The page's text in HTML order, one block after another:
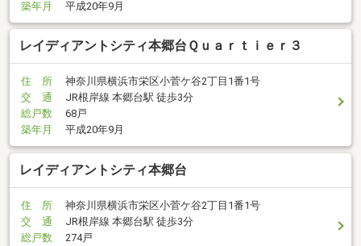
築年月 平成20年9月
レイディアントシティ本郷台Ｑｕａｒｔｉｅｒ３
住 所
神奈川県横浜市栄区小菅ケ谷2丁目1番1号
交 通
JR根岸線 本郷台駅 徒歩3分
総戸数
68戸
築年月
平成20年9月
レイディアントシティ本郷台
住 所
神奈川県横浜市栄区小菅ケ谷2丁目1番1号
交 通
JR根岸線 本郷台駅 徒歩3分
総戸数
274戸